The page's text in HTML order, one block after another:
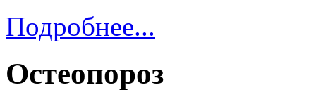
Подробнее...
Остеопороз